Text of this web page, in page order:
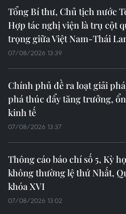
Tổng Bí thư, Chủ tịch nước
Hợp tác nghị viện là trụ cột
trọng giữa Việt Nam-Thái
07/08/2026 13:39
Chính phủ đề ra loạt giải
phá thúc đẩy tăng trưởng,
kinh tế
07/08/2026 13:37
Thông cáo báo chí số 5, Kỳ
không thường lệ thứ Nhất,
khóa XVI
07/08/2026 13:02